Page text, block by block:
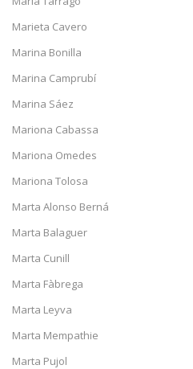
Marieta Cavero
Marina Bonilla
Marina Camprubí
Marina Sáez
Mariona Cabassa
Mariona Omedes
Mariona Tolosa
Marta Alonso Berná
Marta Balaguer
Marta Cunill
Marta Fàbrega
Marta Leyva
Marta Mempathie
Marta Pujol